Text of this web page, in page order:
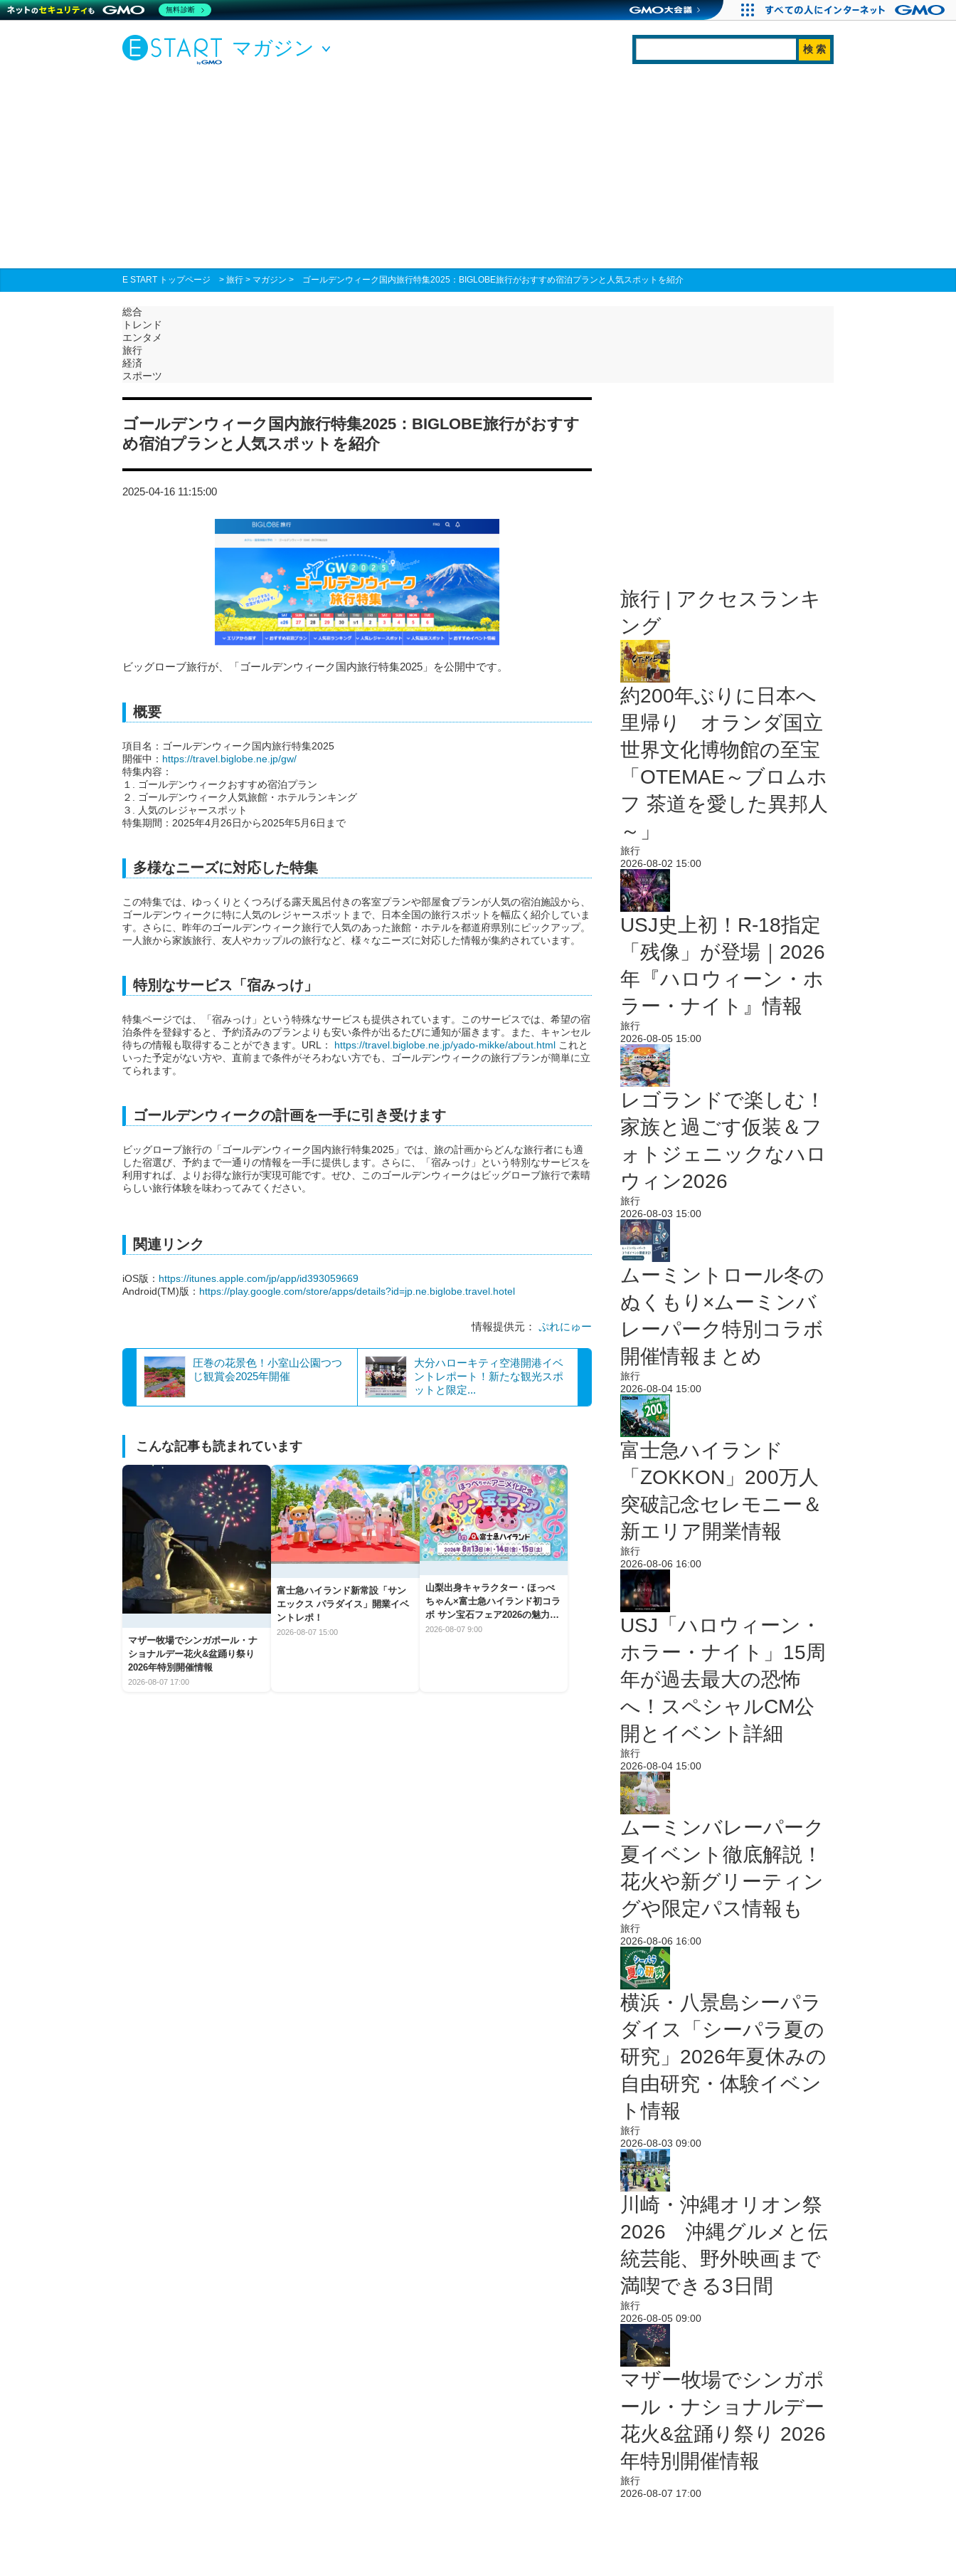
マガジン
E START トップページ > 旅行 > マガジン > ゴールデンウィーク国内旅行特集2025：BIGLOBE旅行がおすすめ宿泊プランと人気スポットを紹介
総合
トレンド
エンタメ
旅行
経済
スポーツ
ゴールデンウィーク国内旅行特集2025：BIGLOBE旅行がおすす
め宿泊プランと人気スポットを紹介
2025-04-16 11:15:00
ビッグローブ旅行が、「ゴールデンウィーク国内旅行特集2025」を公開中です。
概要
項目名：ゴールデンウィーク国内旅行特集2025
開催中： https://travel.biglobe.ne.jp/gw/
特集内容：
１. ゴールデンウィークおすすめ宿泊プラン
２. ゴールデンウィーク人気旅館・ホテルランキング
３. 人気のレジャースポット
特集期間：2025年4月26日から2025年5月6日まで
多様なニーズに対応した特集
この特集では、ゆっくりとくつろげる露天風呂付きの客室プランや部屋食プランが人気の宿泊施設から、
ゴールデンウィークに特に人気のレジャースポットまで、日本全国の旅行スポットを幅広く紹介していま
す。さらに、昨年のゴールデンウィーク旅行で人気のあった旅館・ホテルを都道府県別にピックアップ。
一人旅から家族旅行、友人やカップルの旅行など、様々なニーズに対応した情報が集約されています。
特別なサービス「宿みっけ」
特集ページでは、「宿みっけ」という特殊なサービスも提供されています。このサービスでは、希望の宿
泊条件を登録すると、予約済みのプランよりも安い条件が出るたびに通知が届きます。また、キャンセル
待ちの情報も取得することができます。URL： https://travel.biglobe.ne.jp/yado-mikke/about.html これと
いった予定がない方や、直前まで条件がそろわない方でも、ゴールデンウィークの旅行プランが簡単に立
てられます。
ゴールデンウィークの計画を一手に引き受けます
ビッグローブ旅行の「ゴールデンウィーク国内旅行特集2025」では、旅の計画からどんな旅行者にも適
した宿選び、予約まで一通りの情報を一手に提供します。さらに、「宿みっけ」という特別なサービスを
利用すれば、よりお得な旅行が実現可能です。ぜひ、このゴールデンウィークはビッグローブ旅行で素晴
らしい旅行体験を味わってみてください。
関連リンク
iOS版： https://itunes.apple.com/jp/app/id393059669
Android(TM)版： https://play.google.com/store/apps/details?id=jp.ne.biglobe.travel.hotel
情報提供元： ぷれにゅー
圧巻の花景色！小室山公園つつ
じ観賞会2025年開催
大分ハローキティ空港開港イベ
ントレポート！新たな観光スポ
ットと限定...
こんな記事も読まれています
マザー牧場でシンガポール・ナ
ショナルデー花火&盆踊り祭り
2026年特別開催情報
2026-08-07 17:00
富士急ハイランド新常設「サン
エックス パラダイス」開業イベ
ントレポ！
2026-08-07 15:00
山梨出身キャラクター・ほっぺ
ちゃん×富士急ハイランド初コラ
ボ サン宝石フェア2026の魅力と
楽しみ方
2026-08-07 9:00
旅行 | アクセスランキ
ング
約200年ぶりに日本へ
里帰り オランダ国立
世界文化博物館の至宝
「OTEMAE～ブロムホ
フ 茶道を愛した異邦人
～」
旅行
2026-08-02 15:00
USJ史上初！R-18指定
「残像」が登場｜2026
年『ハロウィーン・ホ
ラー・ナイト』情報
旅行
2026-08-05 15:00
レゴランドで楽しむ！
家族と過ごす仮装＆フ
ォトジェニックなハロ
ウィン2026
旅行
2026-08-03 15:00
ムーミントロール冬の
ぬくもり×ムーミンバ
レーパーク特別コラボ
開催情報まとめ
旅行
2026-08-04 15:00
富士急ハイランド
「ZOKKON」200万人
突破記念セレモニー＆
新エリア開業情報
旅行
2026-08-06 16:00
USJ「ハロウィーン・
ホラー・ナイト」15周
年が過去最大の恐怖
へ！スペシャルCM公
開とイベント詳細
旅行
2026-08-04 15:00
ムーミンバレーパーク
夏イベント徹底解説！
花火や新グリーティン
グや限定パス情報も
旅行
2026-08-06 16:00
横浜・八景島シーパラ
ダイス「シーパラ夏の
研究」2026年夏休みの
自由研究・体験イベン
ト情報
旅行
2026-08-03 09:00
川崎・沖縄オリオン祭
2026 沖縄グルメと伝
統芸能、野外映画まで
満喫できる3日間
旅行
2026-08-05 09:00
マザー牧場でシンガポ
ール・ナショナルデー
花火&盆踊り祭り 2026
年特別開催情報
旅行
2026-08-07 17:00
無料診断